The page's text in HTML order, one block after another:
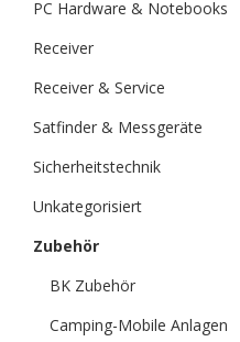
PC Hardware & Notebooks
Receiver
Receiver & Service
Satfinder & Messgeräte
Sicherheitstechnik
Unkategorisiert
Zubehör
BK Zubehör
Camping-Mobile Anlagen